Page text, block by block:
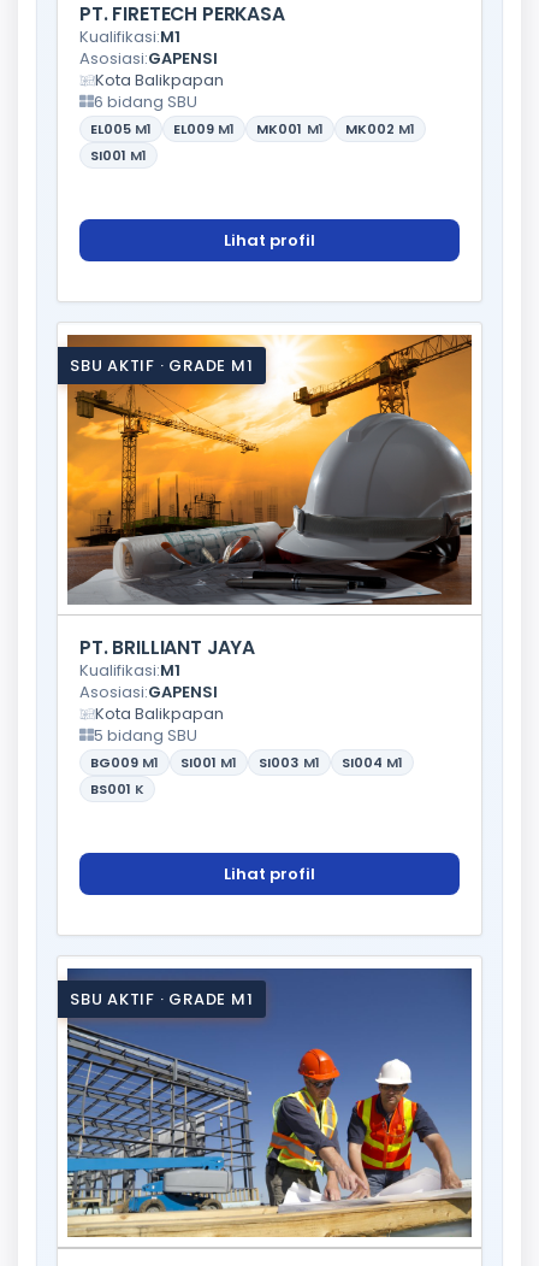
PT. FIRETECH PERKASA
Kualifikasi:M1
Asosiasi:GAPENSI
Kota Balikpapan
6 bidang SBU
EL005 M1 EL009 M1 MK001 M1 MK002 M1
SI001 M1
Lihat profil
SBU AKTIF · GRADE M1
PT. BRILLIANT JAYA
Kualifikasi:M1
Asosiasi:GAPENSI
Kota Balikpapan
5 bidang SBU
BG009 M1 SI001 M1 SI003 M1 SI004 M1
BS001 K
Lihat profil
SBU AKTIF · GRADE M1